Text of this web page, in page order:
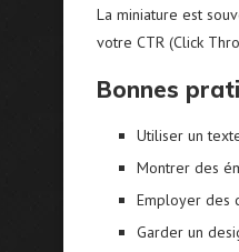
La miniature est
votre CTR (Click
Bonnes
Utiliser un
Montrer des
Employer des
Garder un